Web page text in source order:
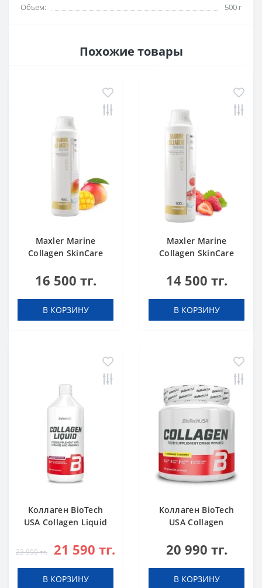
Объем:
500 г
Похожие товары
Maxler Marine
Collagen SkinCare
16 500 тг.
В КОРЗИНУ
Maxler Marine
Collagen SkinCare
14 500 тг.
В КОРЗИНУ
Коллаген BioTech
USA Collagen Liquid
23 990 тг. 21 590 тг.
В КОРЗИНУ
Коллаген BioTech
USA Collagen
20 990 тг.
В КОРЗИНУ